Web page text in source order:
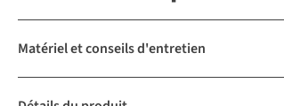
Matériel et conseils d'entretien